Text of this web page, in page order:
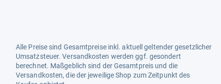
Alle Preise sind Gesamtpreise inkl. aktuell geltender gesetzlicher
Umsatzsteuer. Versandkosten werden ggf. gesondert
berechnet. Maßgeblich sind der Gesamtpreis und die
Versandkosten, die der jeweilige Shop zum Zeitpunkt des